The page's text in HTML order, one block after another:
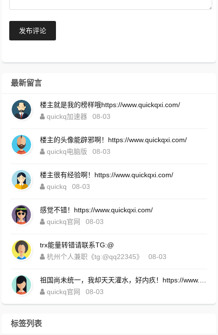
发布评论
最新留言
楼主就是我的榜样哦https://www.quickqxi.com/
quickq加速器
08-03
楼主的头像能辟邪啊！https://www.quickqxi.com/
quickq电脑版
08-03
楼主很有经验啊！https://www.quickqxi.com/
quickq
08-03
感觉不错！https://www.quickqxi.com/
quickq官网
08-03
trx能量转错请联系TG:@
杭州个人兼职《tg:@qq22345》
08-03
祖国尚未统一，我却天天灌水，好内疚！https://www.quickqxi.com/
quickq官网
08-03
标签列表